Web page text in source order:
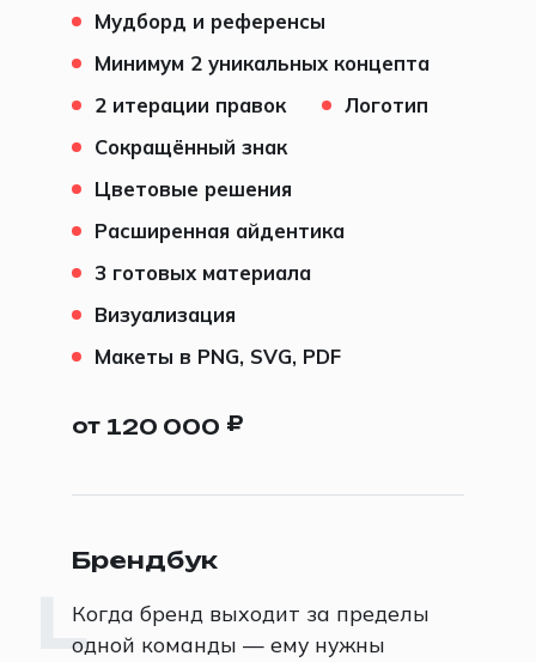
Мудборд и референсы
Минимум 2 уникальных концепта
2 итерации правок
Логотип
Сокращённый знак
Цветовые решения
Расширенная айдентика
3 готовых материала
Визуализация
Макеты в PNG, SVG, PDF
от 120 000 ₽
L
Брендбук
Когда бренд выходит за пределы
одной команды — ему нужны